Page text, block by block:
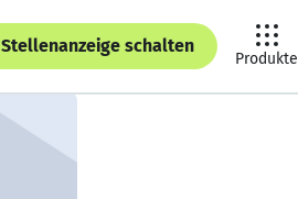
Stellenanzeige schalten
Produkte